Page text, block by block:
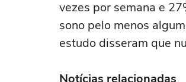
vezes por semana e
sono pelo menos
estudo disseram que
Notícias relacionadas